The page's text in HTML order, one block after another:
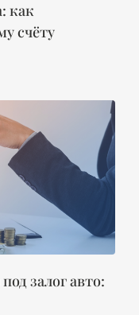
как
счёту
залог авто: